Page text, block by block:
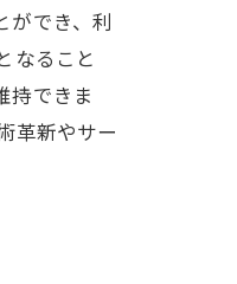
ができ、利
なること
持できま
革新やサー